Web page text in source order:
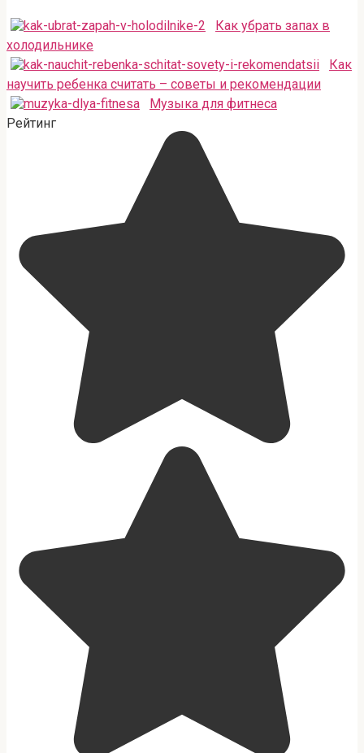
Как убрать запах в
холодильнике
Как
научить ребенка считать – советы и рекомендации
Музыка для фитнеса
Рейтинг